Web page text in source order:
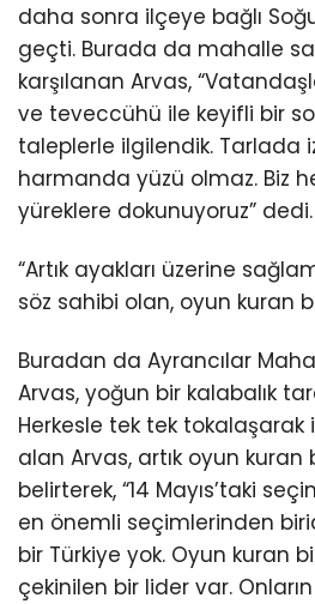
daha sonra ilçeye bağlı
geçti. Burada da mahalle
karşılanan Arvas,
ve teveccühü ile keyifli bir
taleplerle ilgilendik. Tarlada
harmanda yüzü olmaz. Biz
yüreklere dokunuyoruz” dedi.
“Artık ayakları üzerine
söz sahibi olan, oyun kuran
Buradan da Ayrancılar
Arvas, yoğun bir kalabalık
Herkesle tek tek
alan Arvas, artık oyun kuran
belirterek, “14 Mayıs’taki
en önemli seçimlerinden
bir Türkiye yok. Oyun kuran
çekinilen bir lider var.